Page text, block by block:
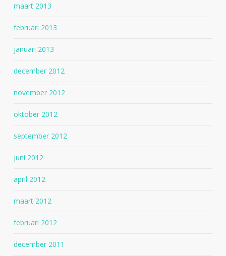
maart 2013
februari 2013
januari 2013
december 2012
november 2012
oktober 2012
september 2012
juni 2012
april 2012
maart 2012
februari 2012
december 2011